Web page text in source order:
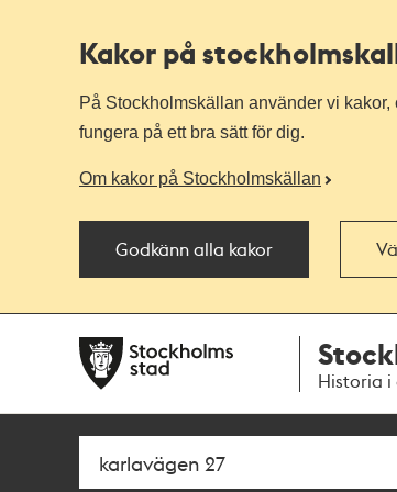
Kakor på
På Stockholmskällan använder vi
fungera på ett bra sätt för dig.
Om kakor på Stockholmskällan
Godkänn alla kakor
navigationen
huvudinnehållet
Historia i
Sök